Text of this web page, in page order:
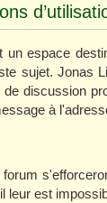
espace
sujet. Jonas
discussion
à
leur est